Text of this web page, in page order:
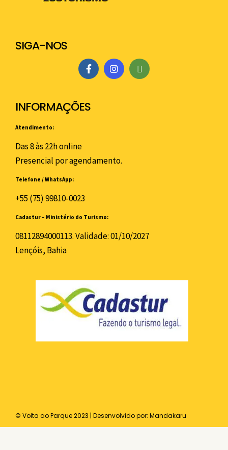
SIGA-NOS
INFORMAÇÕES
Atendimento:
Das 8 às 22h online
Presencial por agendamento.
Telefone / WhatsApp:
+55 (75) 99810-0023
Cadastur – Ministério do Turismo:
08112894000113. Validade: 01/10/2027
Lençóis, Bahia
© Volta ao Parque 2023 | Desenvolvido por: Mandakaru